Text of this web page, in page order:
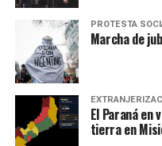
PROTESTA
Marcha de
El Paraná en
tierra en